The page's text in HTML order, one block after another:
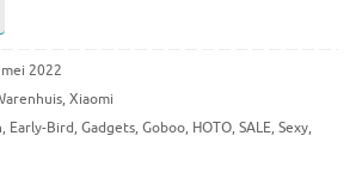
2022
, Xiaomi
, Early-Bird, Gadgets, Goboo, HOTO, SALE, Sexy,